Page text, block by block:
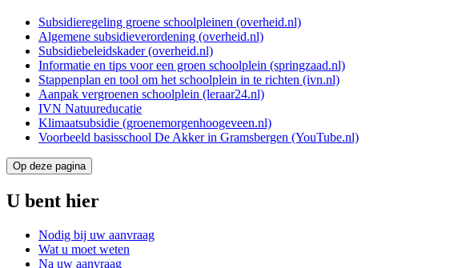
Subsidieregeling groene schoolpleinen (overheid.nl)
Algemene subsidieverordening (overheid.nl)
Subsidiebeleidskader (overheid.nl)
Informatie en tips voor een groen schoolplein (springzaad.nl)
Stappenplan en tool om het schoolplein in te richten (ivn.nl)
Aanpak vergroenen schoolplein (leraar24.nl)
IVN Natuureducatie
Klimaatsubsidie (groenemorgenhoogeveen.nl)
Voorbeeld basisschool De Akker in Gramsbergen (YouTube.nl)
Op deze pagina
U bent hier
Nodig bij uw aanvraag
Wat u moet weten
Na uw aanvraag